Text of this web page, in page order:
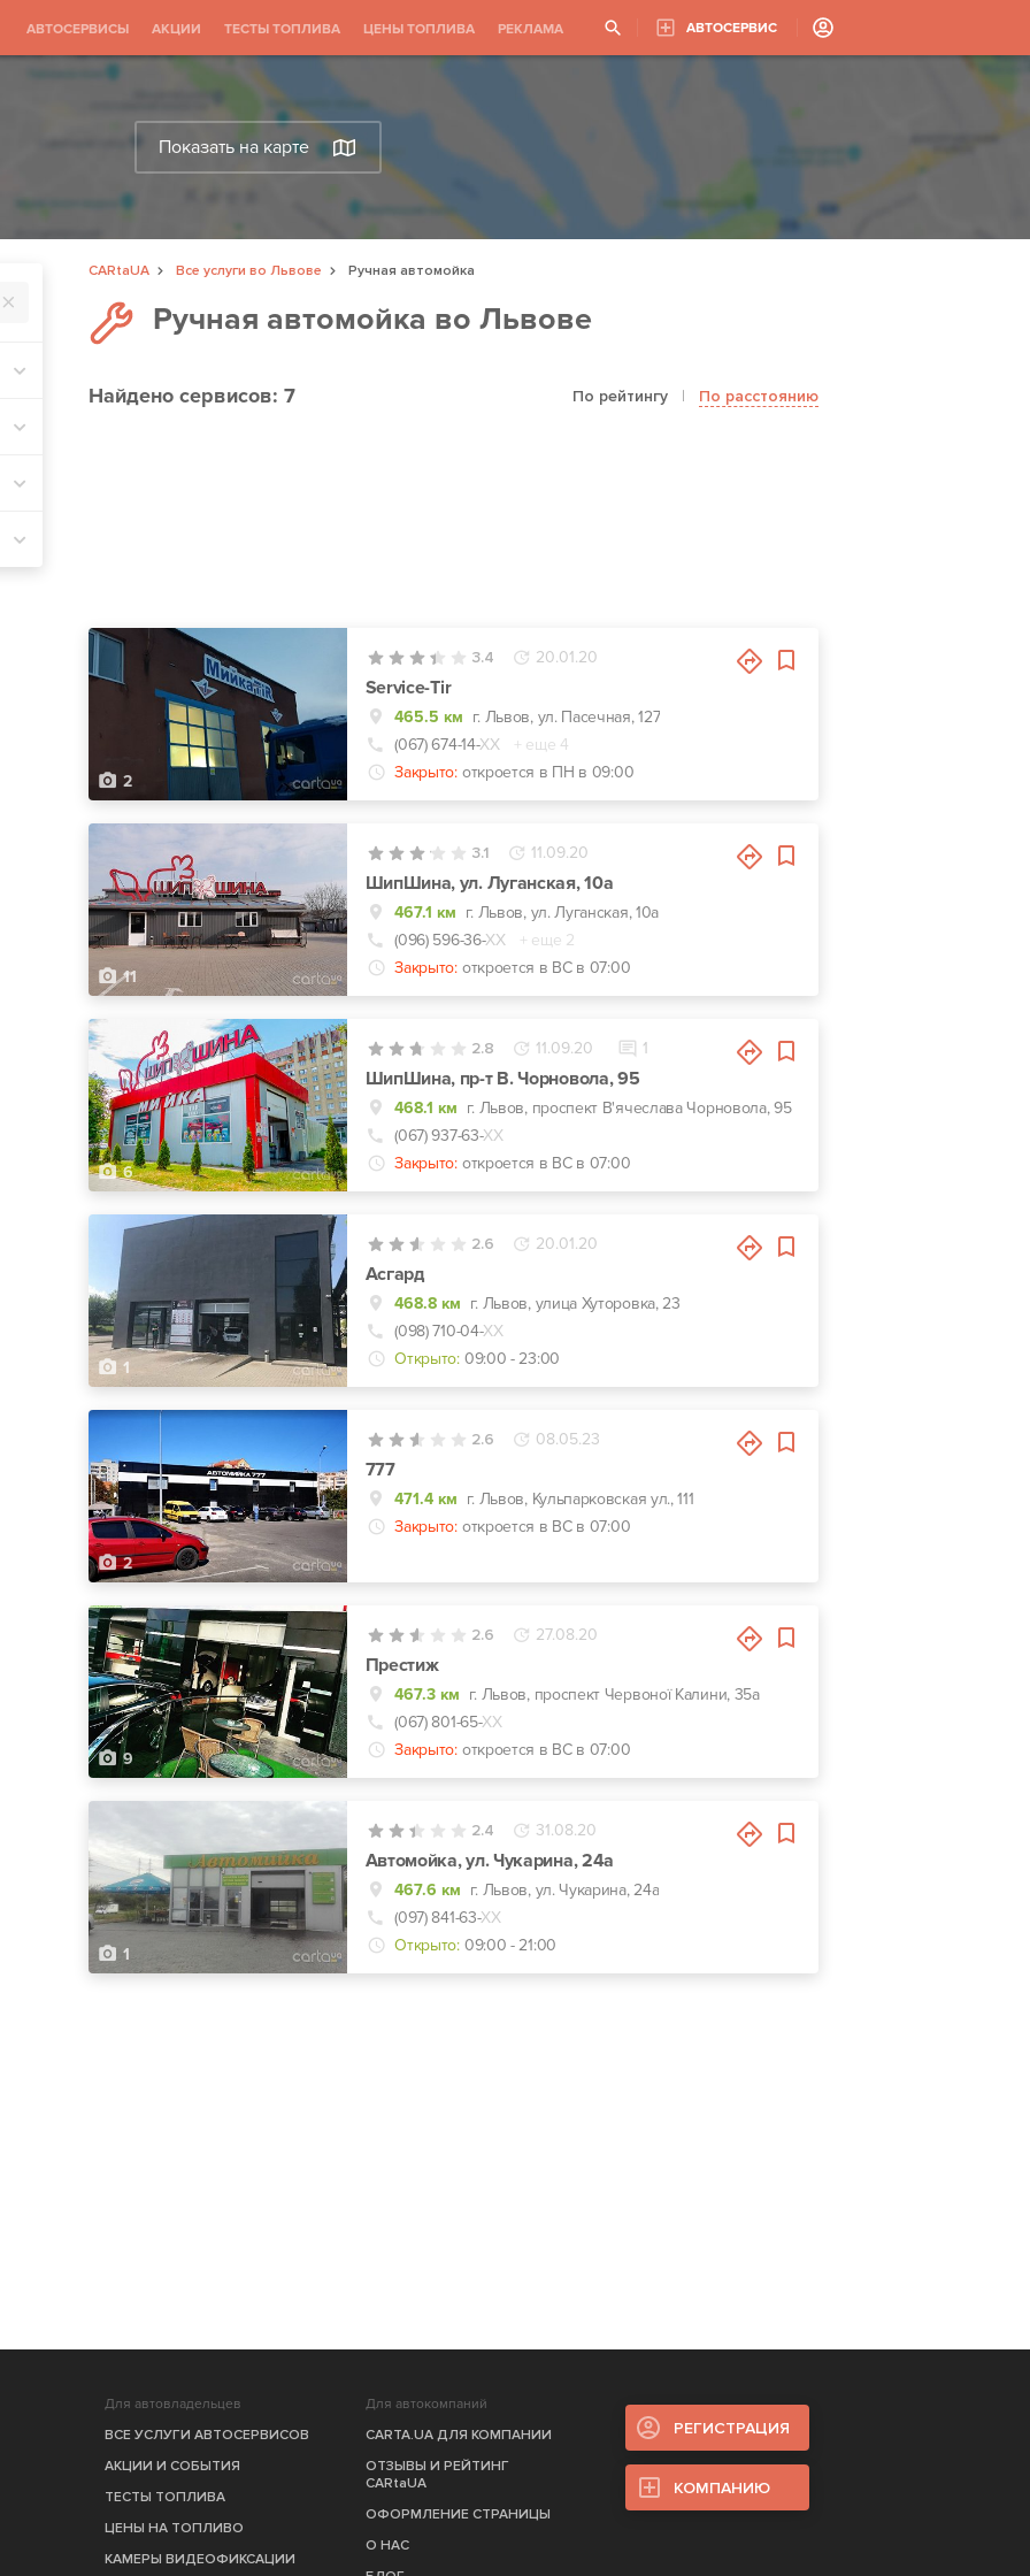
АВТОСЕРВИСЫ АКЦИИ ТЕСТЫ ТОПЛИВА ЦЕНЫ ТОПЛИВА РЕКЛАМА АВТОСЕРВИС
Показать на карте
CARtaUA Все услуги во Львове
Ручная автомойка
Ручная автомойка во Львове
Найденосервисов: 7 По рейтингу | По расстоянию
2
3.4 20.01.20
Service-Tir
465.5 км г. Львов, ул. Пасечная, 127
(067) 674-14-ХХ
+ еще 4
Закрыто: откроется в ПН в 09:00
11
3.1 11.09.20
ШипШина, ул. Луганская, 10а
467.1 км г. Львов, ул. Луганская, 10а
(096) 596-36-ХХ
+ еще 2
Закрыто: откроется в ВС в 07:00
6
2.8 11.09.20 1
ШипШина, пр-т В. Чорновола, 95
468.1 км г. Львов, проспект В'ячеслава Чорновола, 95
(067) 937-63-ХХ
Закрыто: откроется в ВС в 07:00
1
2.6 20.01.20
Асгард
468.8 км г. Львов, улица Хуторовка, 23
(098) 710-04-ХХ
Открыто: 09:00 - 23:00
2
2.6 08.05.23
777
471.4 км г. Львов, Кульпарковская ул., 111
Закрыто: откроется в ВС в 07:00
9
2.6 27.08.20
Престиж
467.3 км г. Львов, проспект Червоної Калини, 35а
(067) 801-65-ХХ
Закрыто: откроется в ВС в 07:00
1
2.4 31.08.20
Автомойка, ул. Чукарина, 24а
467.6 км г. Львов, ул. Чукарина, 24а
(097) 841-63-ХХ
Открыто: 09:00 - 21:00
Для автовладельцев
ВСЕ УСЛУГИ АВТОСЕРВИСОВ
АКЦИИ И СОБЫТИЯ
ТЕСТЫ ТОПЛИВА
ЦЕНЫ НА ТОПЛИВО
КАМЕРЫ ВИДЕОФИКСАЦИИ
Для автокомпаний
CARTA.UA ДЛЯ КОМПАНИИ
ОТЗЫВЫ И РЕЙТИНГ
CARtaUA
ОФОРМЛЕНИЕ СТРАНИЦЫ
О НАС
РЕГИСТРАЦИЯ
КОМПАНИЮ